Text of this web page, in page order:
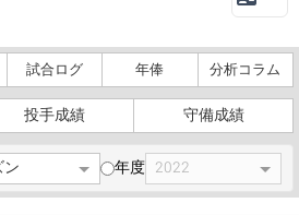
試合ログ 年俸 分析コラム
投手成績 守備成績
年度